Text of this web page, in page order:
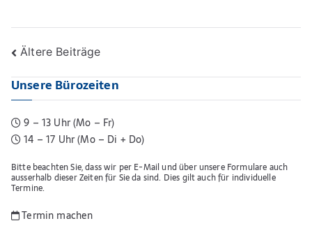
Beitragsnavigation
Ältere Beiträge
Unsere Bürozeiten
9 – 13 Uhr (Mo – Fr)
14 – 17 Uhr (Mo – Di + Do)
Bitte beachten Sie, dass wir per E-Mail und über unsere Formulare auch
ausserhalb dieser Zeiten für Sie da sind. Dies gilt auch für individuelle
Termine.
Termin machen